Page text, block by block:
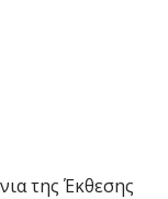
της Έκθεσης